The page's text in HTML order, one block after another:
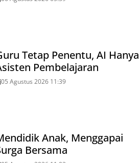
Tetap Penentu, AI Hanya
Pembelajaran
05 Agustus 2026 11:39
Anak, Menggapai
Bersama